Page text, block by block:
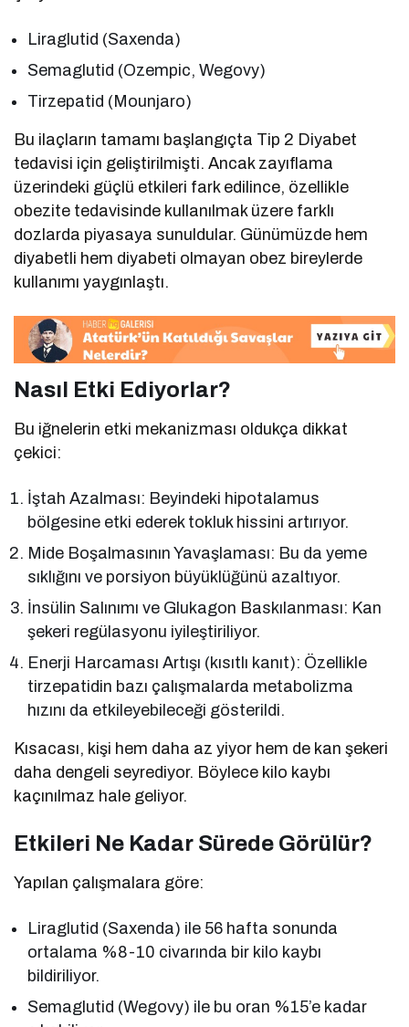
Liraglutid (Saxenda)
Semaglutid (Ozempic, Wegovy)
Tirzepatid (Mounjaro)
Bu ilaçların tamamı başlangıçta Tip 2 Diyabet
tedavisi için geliştirilmişti. Ancak zayıflama
üzerindeki güçlü etkileri fark edilince, özellikle
obezite tedavisinde kullanılmak üzere farklı
dozlarda piyasaya sunuldular. Günümüzde hem
diyabetli hem diyabeti olmayan obez bireylerde
kullanımı yaygınlaştı.
Nasıl Etki Ediyorlar?
Bu iğnelerin etki mekanizması oldukça dikkat
çekici:
İştah Azalması: Beyindeki hipotalamus
bölgesine etki ederek tokluk hissini artırıyor.
Mide Boşalmasının Yavaşlaması: Bu da yeme
sıklığını ve porsiyon büyüklüğünü azaltıyor.
İnsülin Salınımı ve Glukagon Baskılanması: Kan
şekeri regülasyonu iyileştiriliyor.
Enerji Harcaması Artışı (kısıtlı kanıt): Özellikle
tirzepatidin bazı çalışmalarda metabolizma
hızını da etkileyebileceği gösterildi.
Kısacası, kişi hem daha az yiyor hem de kan şekeri
daha dengeli seyrediyor. Böylece kilo kaybı
kaçınılmaz hale geliyor.
Etkileri Ne Kadar Sürede Görülür?
Yapılan çalışmalara göre:
Liraglutid (Saxenda) ile 56 hafta sonunda
ortalama %8-10 civarında bir kilo kaybı
bildiriliyor.
Semaglutid (Wegovy) ile bu oran %15’e kadar